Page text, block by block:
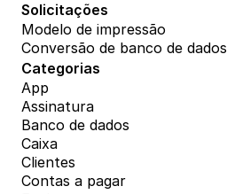
Solicitações
Modelo de impressão
Conversão de banco de dados
Categorias
App
Assinatura
Banco de dados
Caixa
Clientes
Contas a pagar